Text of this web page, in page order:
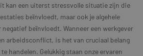
kan een uiterst stressvolle situatie zijn die
beïnvloedt, maar ook je algehele
beïnvloedt. Wanneer een werkgever
arbeidsconflict, is het van cruciaal belang
handelen. Gelukkig staan onze ervaren